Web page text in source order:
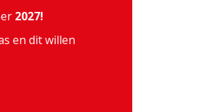
2027!
en dit willen